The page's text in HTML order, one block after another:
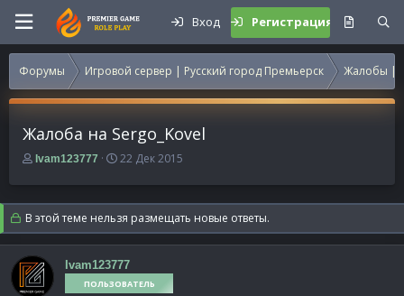
Вход Регистрация
Форумы Игровой сервер | Русский город Премьерск Жалобы |
Жалоба на Sergo_Kovel
А
т
о
р
т
е
м
ы
Ivam123777
Д
т
а
н
а
а
л
22 Дек 2015
В этой теме нельзя размещать новые ответы.
Ivam123777
ПОЛЬЗОВАТЕЛЬ